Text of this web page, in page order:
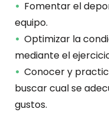
Fomentar el
equipo.
Optimizar la
mediante el
Conocer y
buscar cual se
gustos.